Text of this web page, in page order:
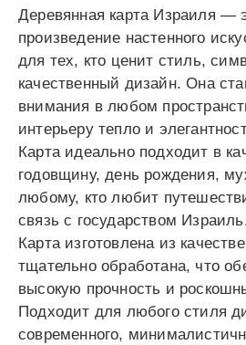
Деревянная карта Израиля —
произведение настенного
для тех, кто ценит стиль,
качественный дизайн. Она
внимания в любом
интерьеру тепло и
Карта идеально подходит в
годовщину, день рождения,
любому, кто любит
связь с государством
Карта изготовлена из
тщательно обработана, что
высокую прочность и
Подходит для любого стиля
современного,